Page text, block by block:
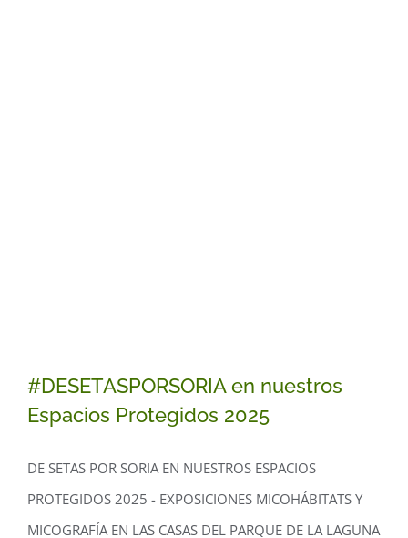
#DESETASPORSORIA en nuestros
Espacios Protegidos 2025
DE SETAS POR SORIA EN NUESTROS ESPACIOS
PROTEGIDOS 2025 - EXPOSICIONES MICOHÁBITATS Y
MICOGRAFÍA EN LAS CASAS DEL PARQUE DE LA LAGUNA